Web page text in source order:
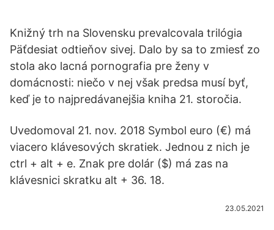
Knižný trh na Slovensku prevalcovala trilógia
Päťdesiat odtieňov sivej. Dalo by sa to zmiesť zo
stola ako lacná pornografia pre ženy v
domácnosti: niečo v nej však predsa musí byť,
keď je to najpredávanejšia kniha 21. storočia.
Uvedomoval 21. nov. 2018 Symbol euro (€) má
viacero klávesových skratiek. Jednou z nich je
ctrl + alt + e. Znak pre dolár ($) má zas na
klávesnici skratku alt + 36. 18.
23.05.2021